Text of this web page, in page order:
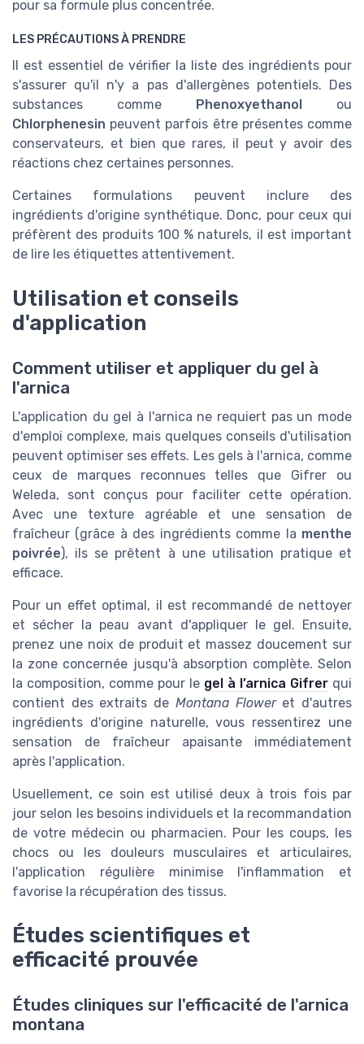
pour sa formule plus concentrée.
LES PRÉCAUTIONS À PRENDRE
Il est essentiel de vérifier la liste des ingrédients pour
s'assurer qu'il n'y a pas d'allergènes potentiels. Des
substances comme
Phenoxyethanol
ou
Chlorphenesin peuvent parfois être présentes comme
conservateurs, et bien que rares, il peut y avoir des
réactions chez certaines personnes.
Certaines formulations peuvent inclure des
ingrédients d'origine synthétique. Donc, pour ceux qui
préfèrent des produits 100 % naturels, il est important
de lire les étiquettes attentivement.
Utilisation et conseils
d'application
Comment utiliser et appliquer du gel à
l'arnica
L'application du gel à l'arnica ne requiert pas un mode
d'emploi complexe, mais quelques conseils d'utilisation
peuvent optimiser ses effets. Les gels à l'arnica, comme
ceux de marques reconnues telles que Gifrer ou
Weleda, sont conçus pour faciliter cette opération.
Avec une texture agréable et une sensation de
fraîcheur (grâce à des ingrédients comme la menthe
poivrée), ils se prêtent à une utilisation pratique et
efficace.
Pour un effet optimal, il est recommandé de nettoyer
et sécher la peau avant d'appliquer le gel. Ensuite,
prenez une noix de produit et massez doucement sur
la zone concernée jusqu'à absorption complète. Selon
la composition, comme pour le gel à l’arnica Gifrer qui
contient des extraits de Montana Floweret d'autres
ingrédients d'origine naturelle, vous ressentirez une
sensation de fraîcheur apaisante immédiatement
après l'application.
Usuellement, ce soin est utilisé deux à trois fois par
jour selon les besoins individuels et la recommandation
de votre médecin ou pharmacien. Pour les coups, les
chocs ou les douleurs musculaires et articulaires,
l'application régulière minimise l'inflammation et
favorise la récupération des tissus.
Études scientifiques et
efficacité prouvée
Études cliniques sur l'efficacité de l'arnica
montana